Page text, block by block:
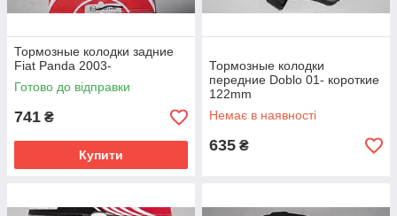
Тормозные колодки задние
Fiat Panda 2003-
Готово до відправки
741 ₴
Купити
Тормозные колодки
передние Doblo 01- короткие
122mm
Немає в наявності
635 ₴